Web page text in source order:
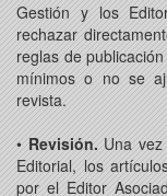
Gestión y los
rechazar
reglas de
mínimos o no se
revista.
•Revisión.Una vez
Editorial, los
por el Editor